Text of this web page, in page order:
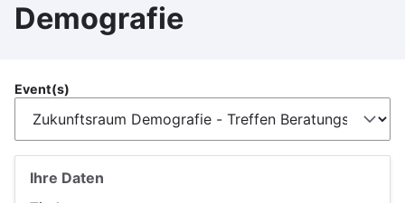
Demografie
Event(s)
Ihre Daten